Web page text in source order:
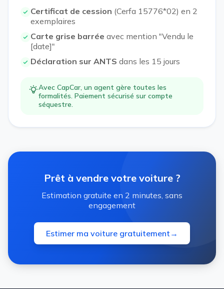
Certificat de cession (Cerfa 15776*02) en 2
exemplaires
Carte grise barrée avec mention "Vendu le
[date]"
Déclaration sur ANTS dans les 15 jours
Avec CapCar, un agent gère toutes les
formalités. Paiement sécurisé sur compte
séquestre.
Prêt à vendre votre voiture ?
Estimation gratuite en 2 minutes, sans
engagement
Estimer ma voiture gratuitement →